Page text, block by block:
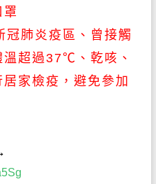
肺炎疫區、曾接觸
溫超過37℃、乾咳、
家檢疫，避免參加